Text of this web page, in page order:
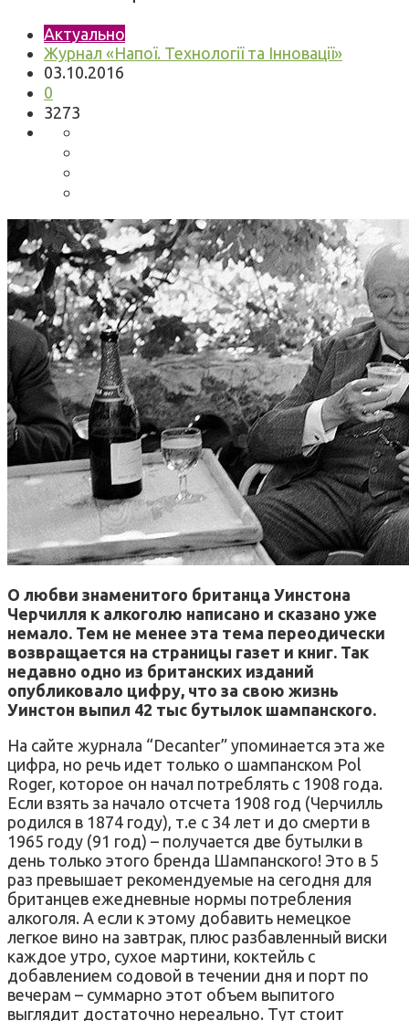
Актуально
Журнал «Напої. Технології та Інновації»
03.10.2016
0
3273
О любви знаменитого британца Уинстона
Черчилля к алкоголю написано и сказано уже
немало. Тем не менее эта тема переодически
возвращается на страницы газет и книг. Так
недавно одно из британских изданий
опубликовало цифру, что за свою жизнь
Уинстон выпил 42 тыс бутылок шампанского.
На сайте журнала “Decanter” упоминается эта же
цифра, но речь идет только о шампанском Pol
Roger, которое он начал потреблять с 1908 года.
Если взять за начало отсчета 1908 год (Черчилль
родился в 1874 году), т.е с 34 лет и до смерти в
1965 году (91 год) – получается две бутылки в
день только этого бренда Шампанского! Это в 5
раз превышает рекомендуемые на сегодня для
британцев ежедневные нормы потребления
алкоголя. А если к этому добавить немецкое
легкое вино на завтрак, плюс разбавленный виски
каждое утро, сухое мартини, коктейль с
добавлением содовой в течении дня и порт по
вечерам – суммарно этот объем выпитого
выглядит достаточно нереально. Тут стоит